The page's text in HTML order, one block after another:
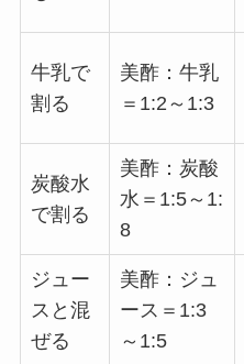
牛乳で
割る
美酢：牛乳
＝1:2～1:3
炭酸水
で割る
美酢：炭酸
水＝1:5～1:
8
ジュー
スと混
ぜる
美酢：ジュ
ース＝1:3
～1:5